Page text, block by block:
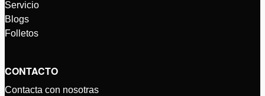
Servicio
Blogs
Folletos
CONTACTO
Contacta con nosotras